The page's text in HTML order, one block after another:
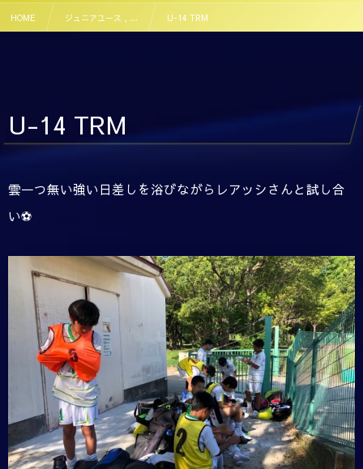
HOME ジュニアユース , … U-14 TRM
U-14 TRM
雲一つ無い強い日差しを浴びながらレアッシさんと試し合
い⚽️